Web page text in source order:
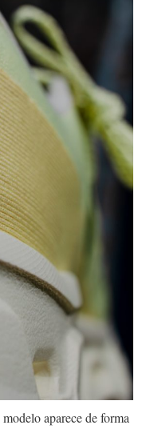
aparece de forma